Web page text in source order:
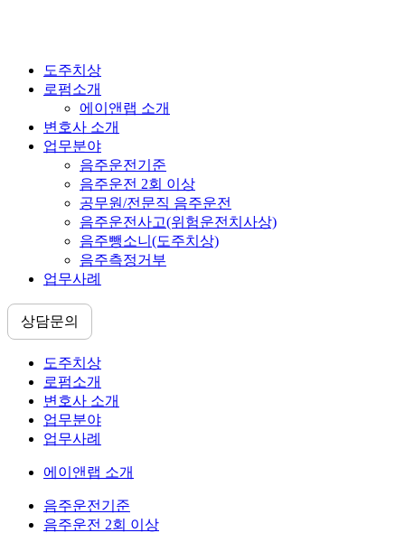
도주치상
로펌소개
에이앤랩 소개
변호사 소개
업무분야
음주운전기준
음주운전 2회 이상
공무원/전문직 음주운전
음주운전사고(위험운전치사상)
음주뺑소니(도주치상)
음주측정거부
업무사례
상담문의
도주치상
로펌소개
변호사 소개
업무분야
업무사례
에이앤랩 소개
음주운전기준
음주운전 2회 이상